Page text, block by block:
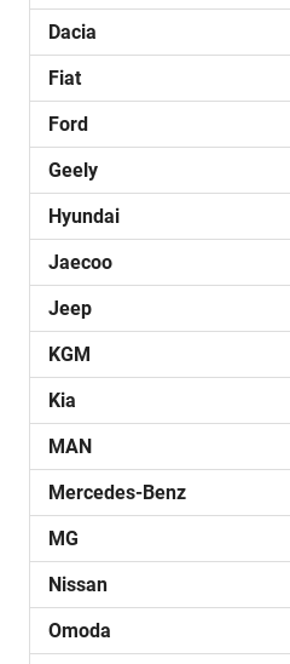
Dacia
Fiat
Ford
Geely
Hyundai
Jaecoo
Jeep
KGM
Kia
MAN
Mercedes-Benz
MG
Nissan
Omoda